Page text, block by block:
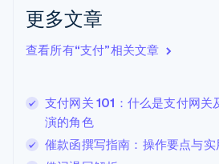
更多文章
查看所有“支付”相关文章
支付网关 101：什么是支付网关
演的角色
催款函撰写指南：操作要点与实
English Italiano
拉脱维亚
立陶宛
DeutschEnglish
卢森堡
罗马尼亚